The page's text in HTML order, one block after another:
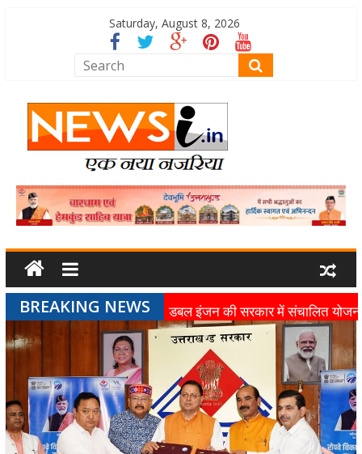
Saturday, August 8, 2026
BREAKING NEWS
डबल इंजन की सरकार में संचालित
का लाभ समाज के अंतिम व्यक्ति तक पहुंच
रहा है: मुख्यमंत्री
मुख्यमंत्री पुष्कर सिंह धामी ने हरकी पैड़ी
लेकर कांवड़ यात्रा मार्ग पर हेलीकॉप्टर से
शिवभक्तों पर पुष्पवर्षा कर उनका स्वागत
किया गया